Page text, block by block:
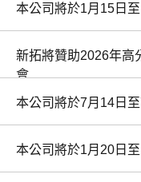
本公司將於1月15日
新拓將贊助2026年高
會...
本公司將於7月14日
本公司將於1月20日